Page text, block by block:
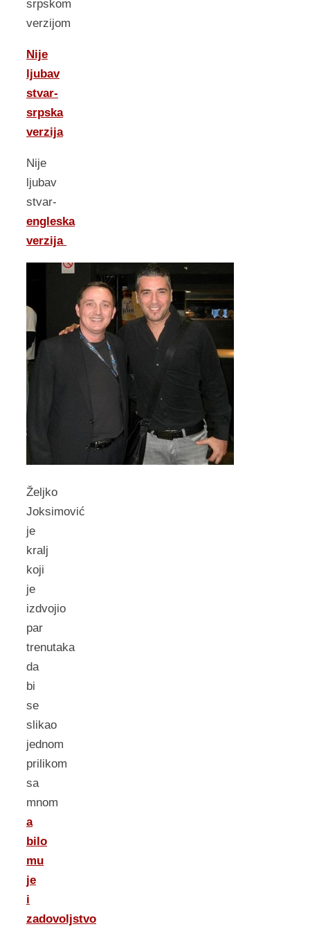
srpskom
verzijom
Nije
ljubav
stvar-
srpska
verzija
Nije
ljubav
stvar-
engleska
verzija
Željko
Joksimović
je
kralj
koji
je
izdvojio
par
trenutaka
da
bi
se
slikao
jednom
prilikom
sa
mnom
a
bilo
mu
je
i
zadovoljstvo